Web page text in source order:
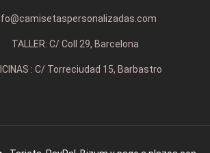
TALLER: C/ Coll 29, Barcelona
: C/ Torreciudad 15, Barbastro